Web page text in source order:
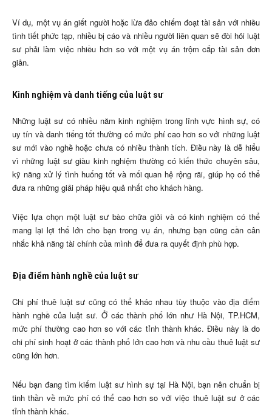
Ví dụ, một vụ án giết người hoặc lừa đảo chiếm đoạt tài sản với nhiều
tình tiết phức tạp, nhiều bị cáo và nhiều người liên quan sẽ đòi hỏi luật
sư phải làm việc nhiều hơn so với một vụ án trộm cắp tài sản đơn
giản.
Kinh nghiệm và danh tiếng của luật sư
Những luật sư có nhiều năm kinh nghiệm trong lĩnh vực hình sự, có
uy tín và danh tiếng tốt thường có mức phí cao hơn so với những luật
sư mới vào nghề hoặc chưa có nhiều thành tích. Điều này là dễ hiểu
vì những luật sư giàu kinh nghiệm thường có kiến thức chuyên sâu,
kỹ năng xử lý tình huống tốt và mối quan hệ rộng rãi, giúp họ có thể
đưa ra những giải pháp hiệu quả nhất cho khách hàng.
Việc lựa chọn một luật sư bào chữa giỏi và có kinh nghiệm có thể
mang lại lợi thế lớn cho bạn trong vụ án, nhưng bạn cũng cần cân
nhắc khả năng tài chính của mình để đưa ra quyết định phù hợp.
Địa điểm hành nghề của luật sư
Chi phí thuê luật sư cũng có thể khác nhau tùy thuộc vào địa điểm
hành nghề của luật sư. Ở các thành phố lớn như Hà Nội, TP.HCM,
mức phí thường cao hơn so với các tỉnh thành khác. Điều này là do
chi phí sinh hoạt ở các thành phố lớn cao hơn và nhu cầu thuê luật sư
cũng lớn hơn.
Nếu bạn đang tìm kiếm luật sư hình sự tại Hà Nội, bạn nên chuẩn bị
tinh thần về mức phí có thể cao hơn so với việc thuê luật sư ở các
tỉnh thành khác.